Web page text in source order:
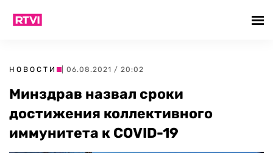
НОВОСТИ | 06.08.2021 / 20:02
Минздрав назвал сроки
достижения коллективного
иммунитета к COVID-19